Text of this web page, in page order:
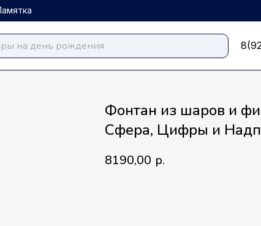
Фонтан из шаров и
Сфера, Цифры и
8190,00 р.